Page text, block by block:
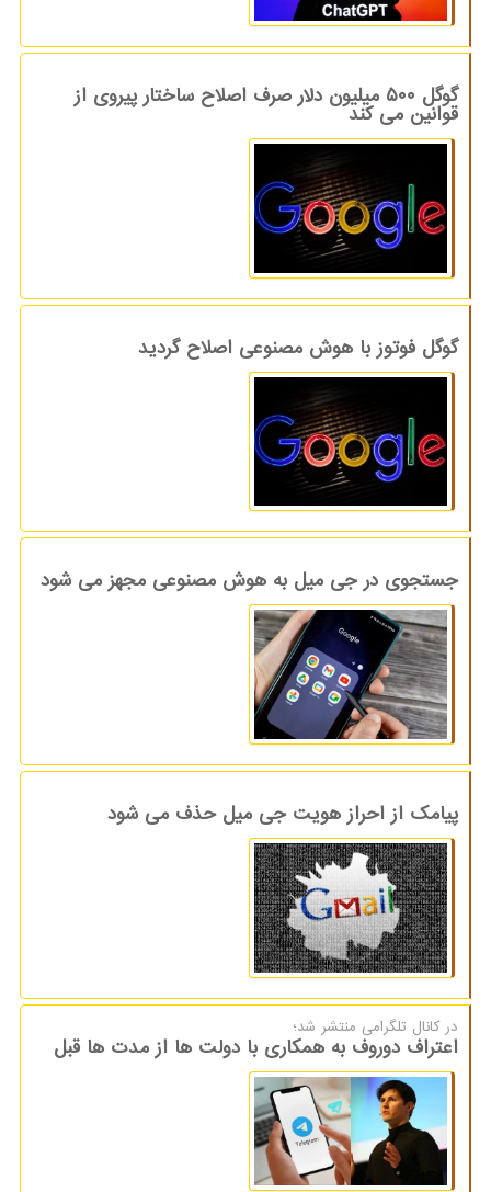
گوگل ۵۰۰ میلیون دلار صرف اصلاح ساختار پیروی از
قوانین می کند
گوگل فوتوز با هوش مصنوعی اصلاح گردید
جستجوی در جی میل به هوش مصنوعی مجهز می شود
پیامک از احراز هویت جی میل حذف می شود
در كانال تلگرامی منتشر شد؛
اعتراف دوروف به همکاری با دولت ها از مدت ها قبل